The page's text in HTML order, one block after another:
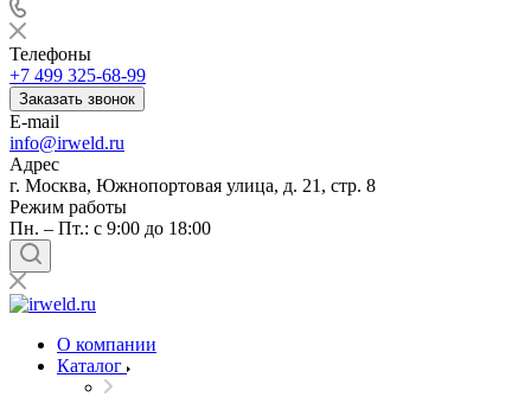
Телефоны
+7 499 325-68-99
Заказать звонок
E-mail
info@irweld.ru
Адрес
г. Москва, Южнопортовая улица, д. 21, стр. 8
Режим работы
Пн. – Пт.: с 9:00 до 18:00
О компании
Каталог